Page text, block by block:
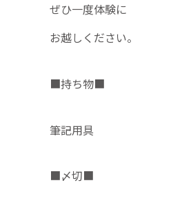
ぜひ一度体験に
お越しください。
■持ち物■
筆記用具
■〆切■